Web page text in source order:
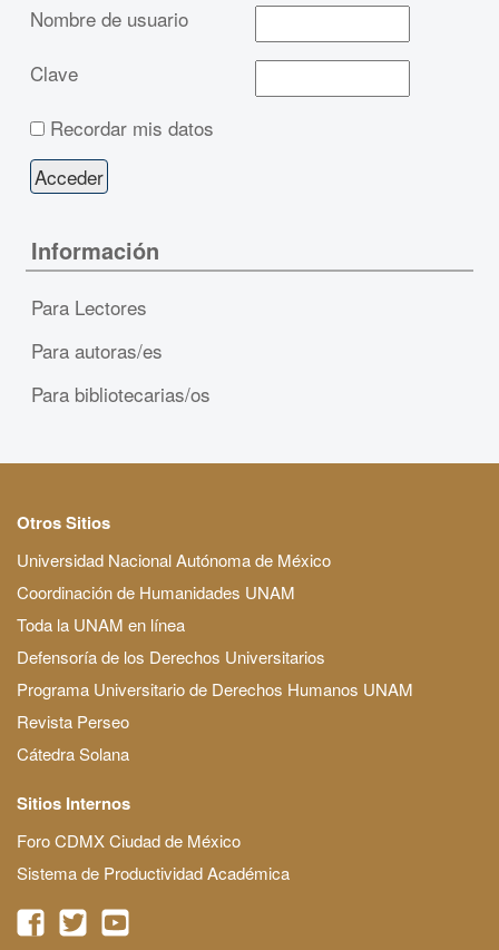
Nombre de usuario
Clave
Recordar mis datos
Información
Para Lectores
Para autoras/es
Para bibliotecarias/os
Otros Sitios
Universidad Nacional Autónoma de México
Coordinación de Humanidades UNAM
Toda la UNAM en línea
Defensoría de los Derechos Universitarios
Programa Universitario de Derechos Humanos UNAM
Revista Perseo
Cátedra Solana
Sitios Internos
Foro CDMX Ciudad de México
Sistema de Productividad Académica